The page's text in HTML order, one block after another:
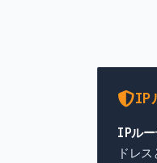
IP
IPルー
ドレ